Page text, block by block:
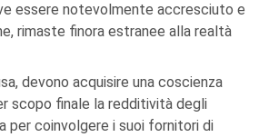
essere notevolmente accresciuto e
rimaste finora estranee alla realtà
devono acquisire una coscienza
scopo finale la redditività degli
per coinvolgere i suoi fornitori di